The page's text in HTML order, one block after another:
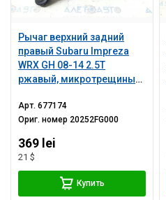
Рычаг верхний задний
правый Subaru Impreza
WRX GH 08-14 2.5T
ржавый, микротрещины
Арт.677174
Ориг. номер 20252FG000
369 lei
21 $
Купить